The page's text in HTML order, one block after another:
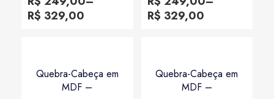
de
5
R$ 329,00
de
5
R$ 329,00
Quebra-Cabeça em
MDF –
Quebra-Cabeça em
MDF –